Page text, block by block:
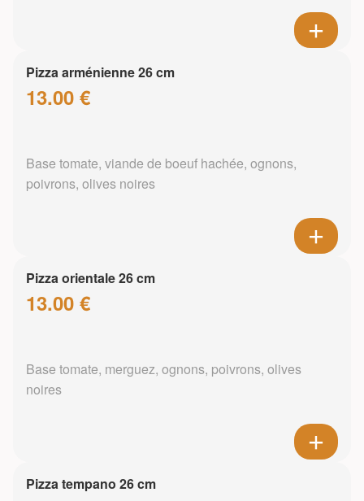
Pizza arménienne 26 cm
13.00 €
Base tomate, viande de boeuf hachée, ognons,
poivrons, olives noires
Pizza orientale 26 cm
13.00 €
Base tomate, merguez, ognons, poivrons, olives
noires
Pizza tempano 26 cm